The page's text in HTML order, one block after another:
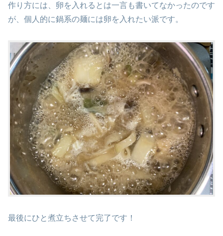
作り方には、卵を入れるとは一言も書いてなかったのです
が、個人的に鍋系の麺には卵を入れたい派です。
最後にひと煮立ちさせて完了です！